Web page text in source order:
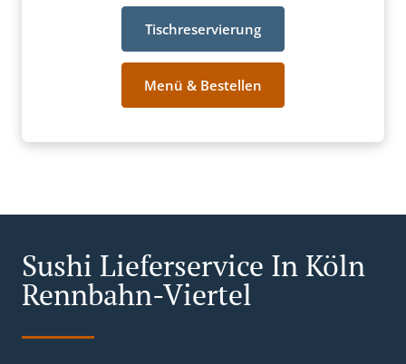
Tischreservierung
Menü & Bestellen
Sushi Lieferservice In Köln
Rennbahn-Viertel